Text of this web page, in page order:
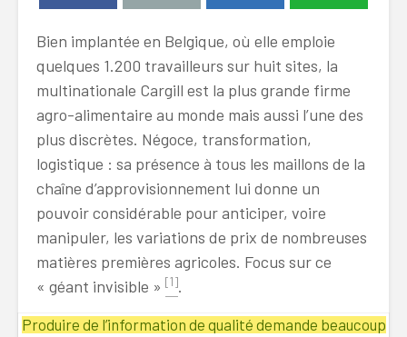
Bien implantée en Belgique, où elle emploie
quelques 1.200 travailleurs sur huit sites, la
multinationale Cargill est la plus grande firme
agro-alimentaire au monde mais aussi l’une des
plus discrètes. Négoce, transformation,
logistique : sa présence à tous les maillons de la
chaîne d’approvisionnement lui donne un
pouvoir considérable pour anticiper, voire
manipuler, les variations de prix de nombreuses
matières premières agricoles. Focus sur ce
« géant invisible » [1].
Produire de l’information de qualité demande beaucoup